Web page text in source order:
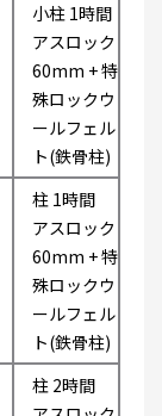
小柱 1時間
アスロック
60mm + 特
殊ロックウ
ールフェル
ト(鉄骨柱)
柱 1時間
アスロック
60mm + 特
殊ロックウ
ールフェル
ト(鉄骨柱)
柱 2時間